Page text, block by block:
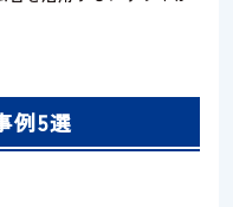
例5選